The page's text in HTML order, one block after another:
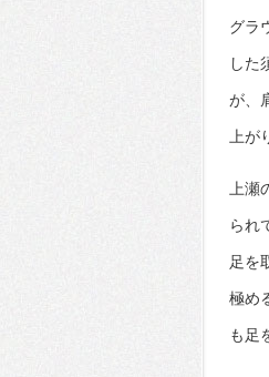
グラ
した
が、
上
上
られ
足を
極め
も足